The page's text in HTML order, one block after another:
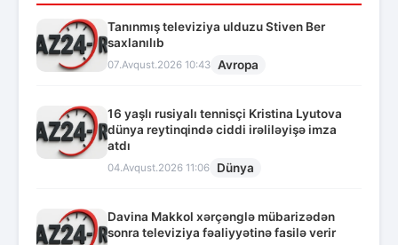
Tanınmış televiziya ulduzu Stiven Ber
saxlanılıb
07.Avqust.2026 10:43 Avropa
16 yaşlı rusiyalı tennisçi Kristina Lyutova
dünya reytinqində ciddi irəliləyişə imza
atdı
04.Avqust.2026 11:06 Dünya
Davina Makkol xərçənglə mübarizədən
sonra televiziya fəaliyyətinə fasilə verir